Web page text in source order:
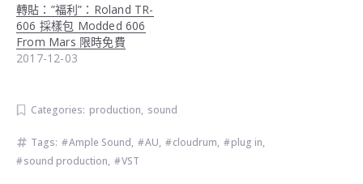
轉貼：”福利”：Roland TR-
606 採樣包 Modded 606
From Mars 限時免費
2017-12-03
Categories: production, sound
Tags: Ample Sound, AU, cloudrum, plug in,
sound production, VST